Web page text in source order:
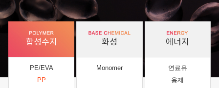
합성수지
PE/EVA
PP
화성
Monomer
에너지
연료유
용제